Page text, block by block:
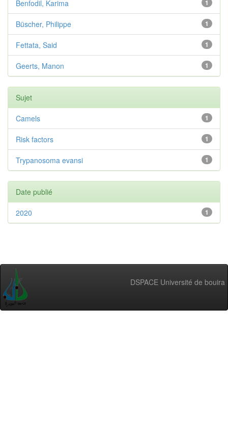
1
Benfodil, Karima
1
Büscher, Philippe
1
Fettata, Said
1
Geerts, Manon
Sujet
1
Camels
1
Risk factors
1
Trypanosoma evansi
Date publié
1
2020
DSPACE Université de bouira